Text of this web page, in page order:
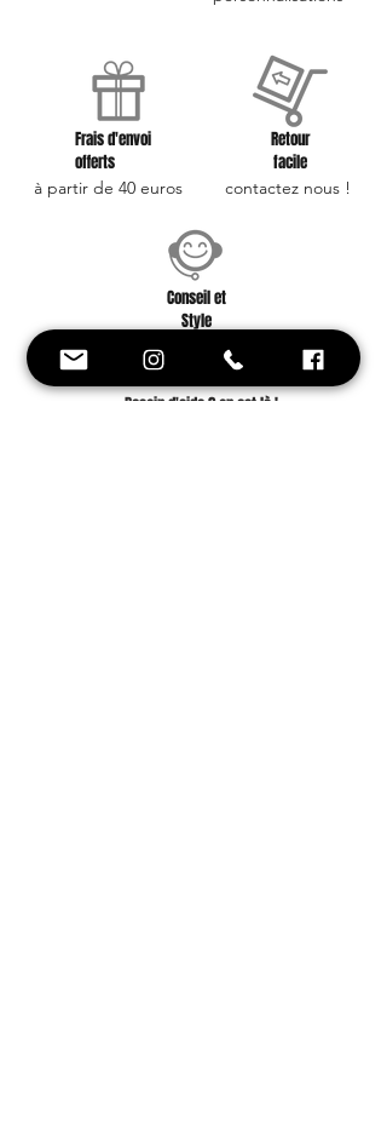
Frais d'envoi
offerts
à partir de 40 euros
Retour
facile
contactez nous !
Conseil et
Style
service !
Besoin d'aide ? on est là !